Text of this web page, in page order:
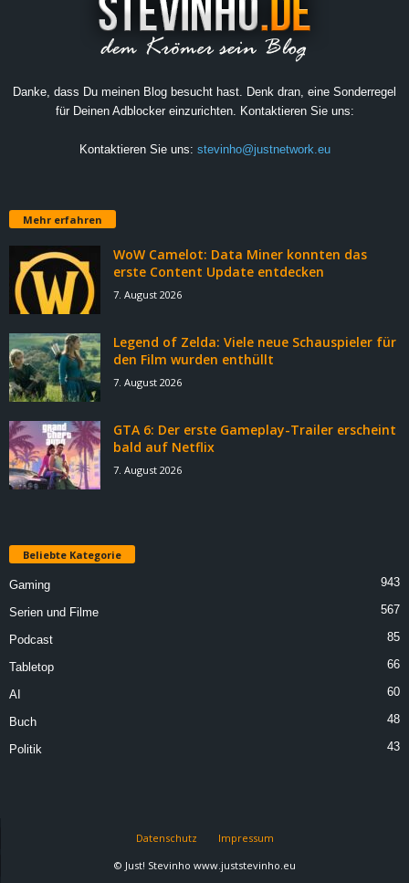
Danke, dass Du meinen Blog besucht hast. Denk dran, eine Sonderregel
für Deinen Adblocker einzurichten. Kontaktieren Sie uns:
Kontaktieren Sie uns: stevinho@justnetwork.eu
Mehr erfahren
WoW Camelot: Data Miner konnten das
erste Content Update entdecken
7. August 2026
Legend of Zelda: Viele neue Schauspieler für
den Film wurden enthüllt
7. August 2026
GTA 6: Der erste Gameplay-Trailer erscheint
bald auf Netflix
7. August 2026
Beliebte Kategorie
Gaming 943
Serien und Filme 567
Podcast 85
Tabletop 66
AI 60
Buch 48
Politik 43
Datenschutz
Impressum
© Just! Stevinho www.juststevinho.eu